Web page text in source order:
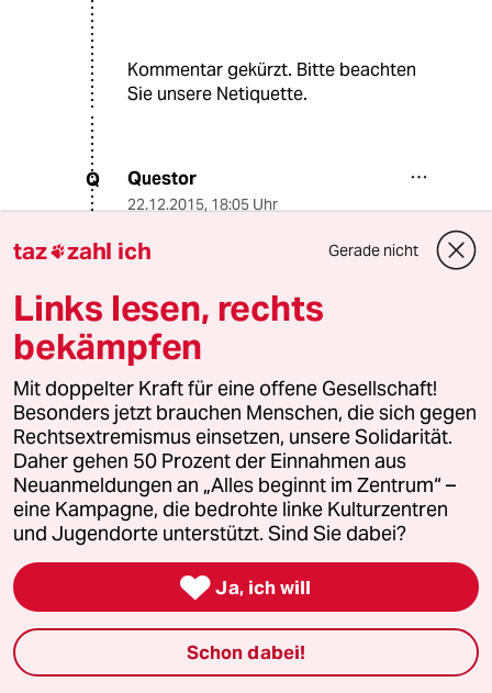
Kommentar gekürzt. Bitte beachten
Sie unsere Netiquette.
Q Questor
22.12.2015, 18:05 Uhr
Ich musste Ihren Beitrag leider
mir gefallen lassen, die Unterstellung
der Ausländerfeindlichkeit nicht.
Wenn ich genauer ins Detail gehen
würde was ich von Ihrem Beitrag
halte würde man mich wohl sperren
und so wichtig sind Sie mir nicht :)
Ich halte das Asyl für eine leider
wichtige Einrichtung und ich bin froh
dass Merkel in der Flüchtlingsfrage
hat - Im Gegensatz zu weiten Teilen
Europas. Es ist ein Jammer, aber für
mich ist Europa gerade dabei an der
Flüchtlingsfrage zu scheitern
taz zahl ich Gerade nicht
Links lesen, rechts
bekämpfen
Mit doppelter Kraft für eine offene Gesellschaft!
Besonders jetzt brauchen Menschen, die sich gegen
Rechtsextremismus einsetzen, unsere Solidarität.
Daher gehen 50 Prozent der Einnahmen aus
Neuanmeldungen an „Alles beginnt im Zentrum“ –
eine Kampagne, die bedrohte linke Kulturzentren
und Jugendorte unterstützt. Sind Sie dabei?
 Ja, ich will
Schon dabei!